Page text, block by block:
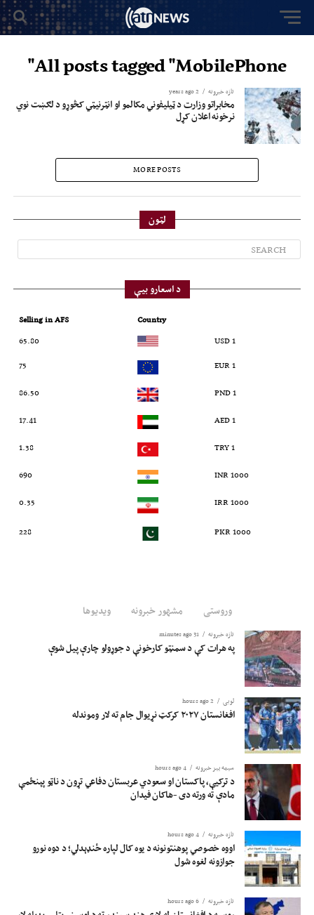
All posts tagged "MobilePhone"
تازه خبرونه 2 years ago
مخابراتو وزارت د ټیلیفوني مکالمو او انټرنیټي کڅوړو د لګښت نوي
نرخونه اعلان کړل
MORE POSTS
لټون
د اسعارو بیې
Country
Selling in AFS
1 USD
65.80
1 EUR
75
1 PND
86.50
1 AED
17.41
1 TRY
1.38
1000 INR
690
1000 IRR
0.35
1000 PKR
228
وروستی مشهور خبرونه ویدیوها
تازه خبرونه 31 minutes ago
په هرات کې د سمنټو کارخونې د جوړولو چارې پیل شوې
لوبی 2 hours ago
افغانستان ۲۰۲۷ کرکټ نړیوال جام ته لار وموندله
سیمه ییز خبرونه 4 hours ago
د ترکیې، پاکستان او سعودي عربستان دفاعي تړون د ناټو پېنځمې
مادې ته ورته دی -هاکان فیدان
تازه خبرونه 4 hours ago
اووه خصوصي پوهنتونونه د یوه کال لپاره ځنډېدلي؛ د دوه نورو
جوازونه لغوه شول
تازه خبرونه 6 hours ago